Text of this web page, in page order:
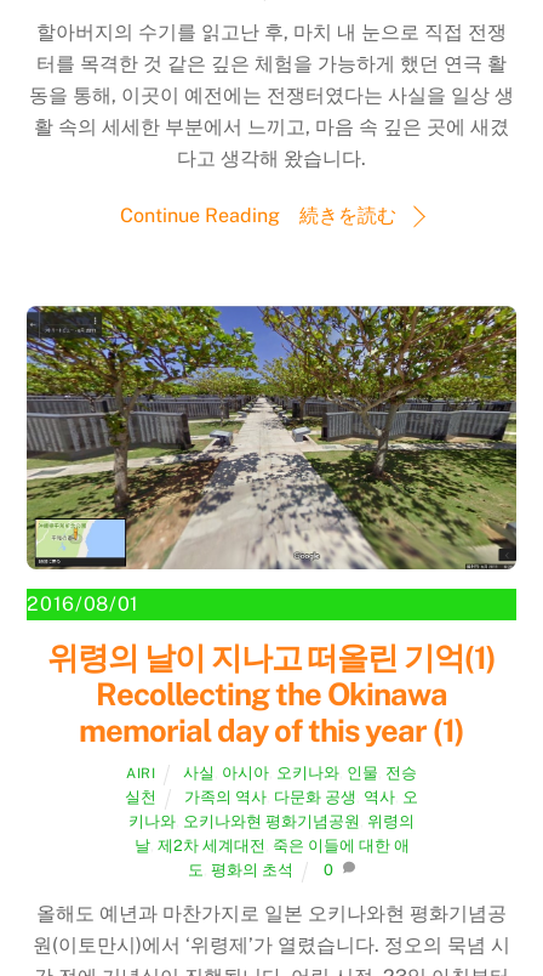
할아버지의 수기를 읽고난 후, 마치 내 눈으로 직접 전쟁
터를 목격한 것 같은 깊은 체험을 가능하게 했던 연극 활
동을 통해, 이곳이 예전에는 전쟁터였다는 사실을 일상 생
활 속의 세세한 부분에서 느끼고, 마음 속 깊은 곳에 새겼
다고 생각해 왔습니다.
Continue Reading 続きを読む
2016/08/01
위령의 날이 지나고 떠올린 기억(1)
Recollecting the Okinawa
memorial day of this year (1)
AIRI 사실 아시아, 오키나와, 인물 전승
실천
가족의 역사, 다문화 공생 역사, 오
키나와 오키나와현 평화기념공원 위령의
날, 제2차 세계대전 죽은 이들에 대한 애
도 평화의 초석 0
올해도 예년과 마찬가지로 일본 오키나와현 평화기념공
원(이토만시)에서 ‘위령제’가 열렸습니다. 정오의 묵념 시